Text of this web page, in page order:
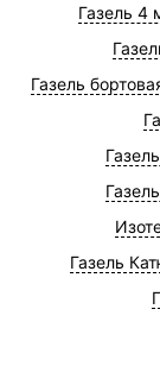
Газель 4
Газель
Газель